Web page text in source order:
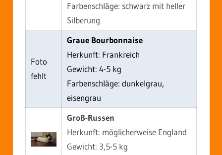
Farbenschläge: schwarz mit heller
Silberung
Foto
fehlt
Graue Bourbonnaise
Herkunft: Frankreich
Gewicht: 4-5 kg
Farbenschläge: dunkelgrau,
eisengrau
Groß-Russen
Herkunft: möglicherweise England
Gewicht: 3,5-5 kg